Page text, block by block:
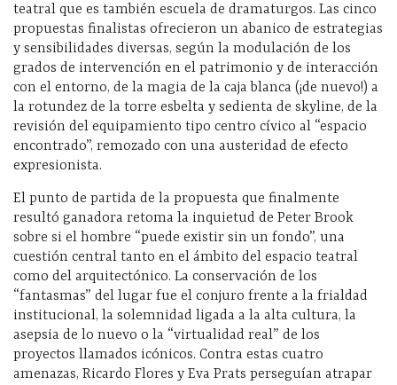
teatral que es también escuela de dramaturgos. Las cinco
propuestas finalistas ofrecieron un abanico de estrategias
y sensibilidades diversas, según la modulación de los
grados de intervención en el patrimonio y de interacción
con el entorno, de la magia de la caja blanca (¡de nuevo!) a
la rotundez de la torre esbelta y sedienta de skyline, de la
revisión del equipamiento tipo centro cívico al “espacio
encontrado”, remozado con una austeridad de efecto
expresionista.
El punto de partida de la propuesta que finalmente
resultó ganadora retoma la inquietud de Peter Brook
sobre si el hombre “puede existir sin un fondo”, una
cuestión central tanto en el ámbito del espacio teatral
como del arquitectónico. La conservación de los
“fantasmas” del lugar fue el conjuro frente a la frialdad
institucional, la solemnidad ligada a la alta cultura, la
asepsia de lo nuevo o la “virtualidad real” de los
proyectos llamados icónicos. Contra estas cuatro
amenazas, Ricardo Flores y Eva Prats perseguían atrapar